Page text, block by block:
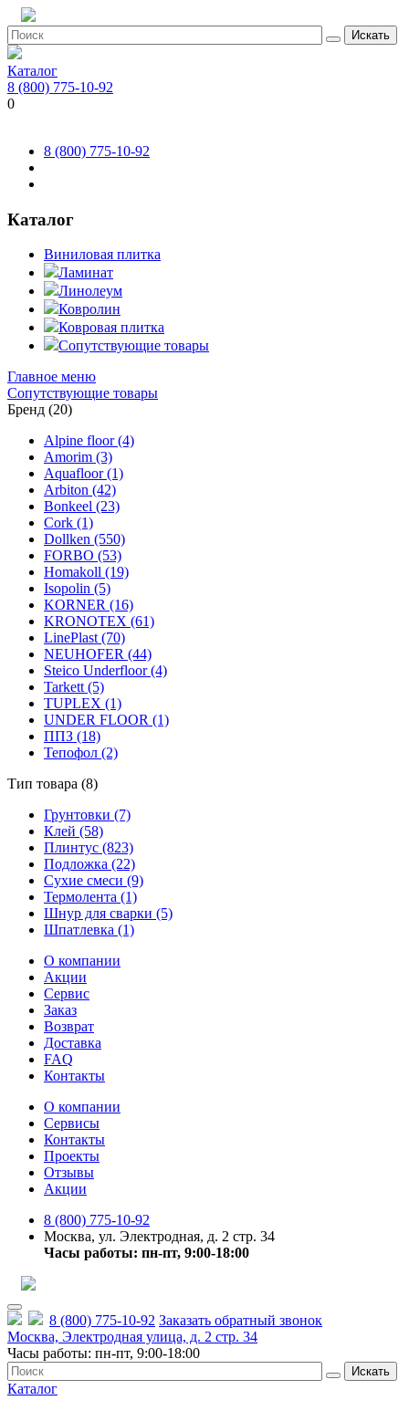
Искать
Каталог
8 (800) 775-10-92
0
8 (800) 775-10-92
Каталог
Виниловая плитка
Ламинат
Линолеум
Ковролин
Ковровая плитка
Сопутствующие товары
Главное меню
Сопутствующие товары
Бренд (20)
Alpine floor (4)
Amorim (3)
Aquafloor (1)
Arbiton (42)
Bonkeel (23)
Cork (1)
Dollken (550)
FORBO (53)
Homakoll (19)
Isopolin (5)
KORNER (16)
KRONOTEX (61)
LinePlast (70)
NEUHOFER (44)
Steico Underfloor (4)
Tarkett (5)
TUPLEX (1)
UNDER FLOOR (1)
ППЗ (18)
Тепофол (2)
Тип товара (8)
Грунтовки (7)
Клей (58)
Плинтус (823)
Подложка (22)
Сухие смеси (9)
Термолента (1)
Шнур для сварки (5)
Шпатлевка (1)
О компании
Акции
Сервис
Заказ
Возврат
Доставка
FAQ
Контакты
О компании
Сервисы
Контакты
Проекты
Отзывы
Акции
8 (800) 775-10-92
Москва, ул. Электродная, д. 2 стр. 34
Часы работы: пн-пт, 9:00-18:00
8 (800) 775-10-92 Заказать обратный звонок
Москва, Электродная улица, д. 2 стр. 34
Часы работы: пн-пт, 9:00-18:00
Искать
Каталог